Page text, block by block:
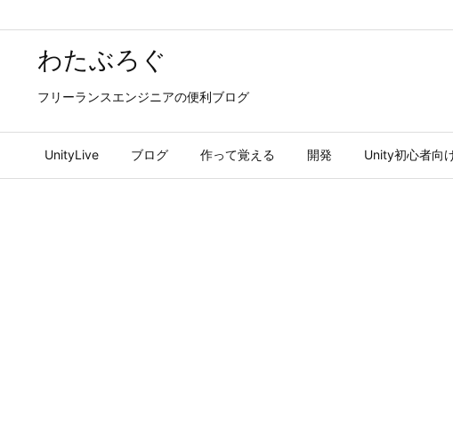
わたぶろぐ
フリーランスエンジニアの便利ブログ
UnityLive ブログ 作って覚える 開発 Unity初心者向